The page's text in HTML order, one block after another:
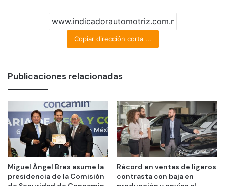
Copiar dirección corta ...
Publicaciones relacionadas
Miguel Ángel Bres asume la
presidencia de la Comisión
Récord en ventas de ligeros
contrasta con baja en